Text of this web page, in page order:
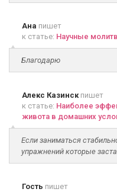
Ана пишет
к статье: Научные
Благодарю
Алекс Казинскпишет
к статье: Наиболее
живота в домашних
Если заниматься
упражнений которые
Гость пишет